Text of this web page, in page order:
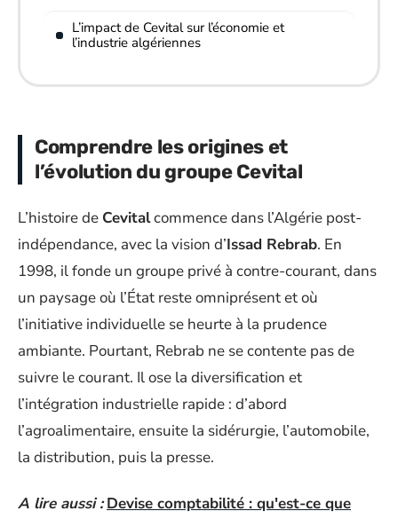
L’impact de Cevital sur l’économie et
l’industrie algériennes
Comprendre les origines et
l’évolution du groupe Cevital
L’histoire de Cevitalcommence dans l’Algérie post-
indépendance, avec la vision d’Issad Rebrab. En
1998, il fonde un groupe privé à contre-courant, dans
un paysage où l’État reste omniprésent et où
l’initiative individuelle se heurte à la prudence
ambiante. Pourtant, Rebrab ne se contente pas de
suivre le courant. Il ose la diversification et
l’intégration industrielle rapide : d’abord
l’agroalimentaire, ensuite la sidérurgie, l’automobile,
la distribution, puis la presse.
A lire aussi : Devise comptabilité : qu'est-ce que